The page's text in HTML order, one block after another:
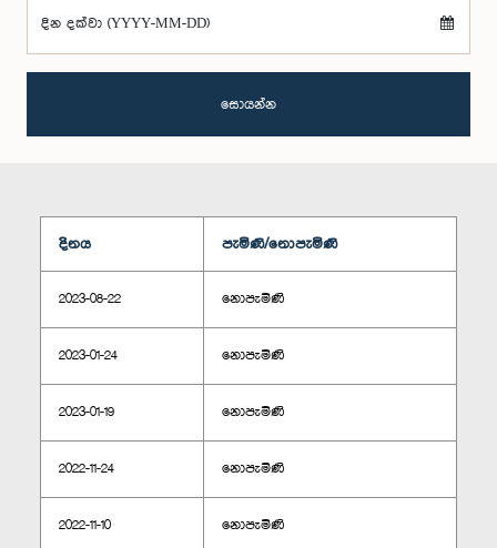
දින දක්වා (YYYY-MM-DD)
සොයන්න
දිනය පැමිණි/නොපැමිණි
2023-08-22 නොපැමිණි
2023-01-24 නොපැමිණි
2023-01-19 නොපැමිණි
2022-11-24 නොපැමිණි
2022-11-10 නොපැමිණි